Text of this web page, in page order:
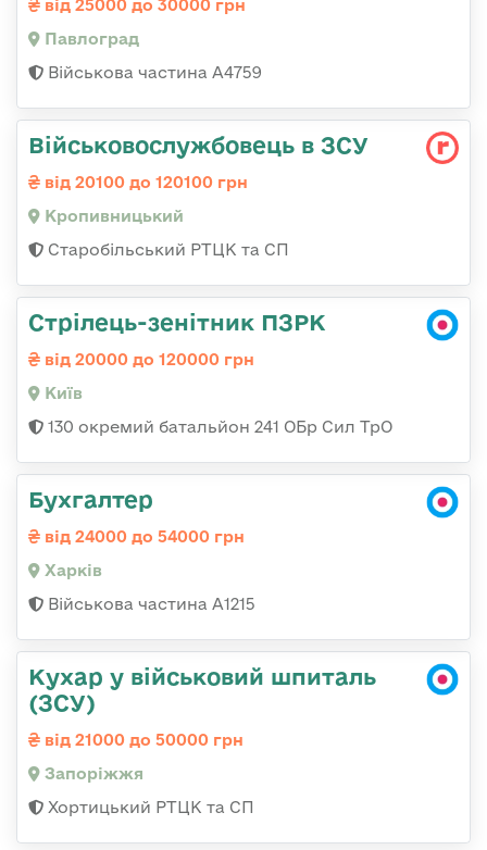
від 25000 до 30000 грн
Павлоград
Військова частина А4759
Військовослужбовець в ЗСУ
від 20100 до 120100 грн
Кропивницький
Старобільський РТЦК та СП
Стрілець-зенітник ПЗРК
від 20000 до 120000 грн
Київ
130 окремий батальйон 241 ОБр Сил ТрО
Бухгалтер
від 24000 до 54000 грн
Харків
Військова частина А1215
Кухар у військовий шпиталь
(ЗСУ)
від 21000 до 50000 грн
Запоріжжя
Хортицький РТЦК та СП